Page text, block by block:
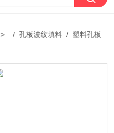
> /孔板波纹填料 / 塑料孔板